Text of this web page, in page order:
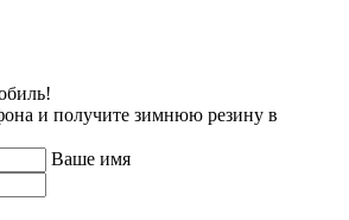
и получите зимнюю резину в
Ваше имя